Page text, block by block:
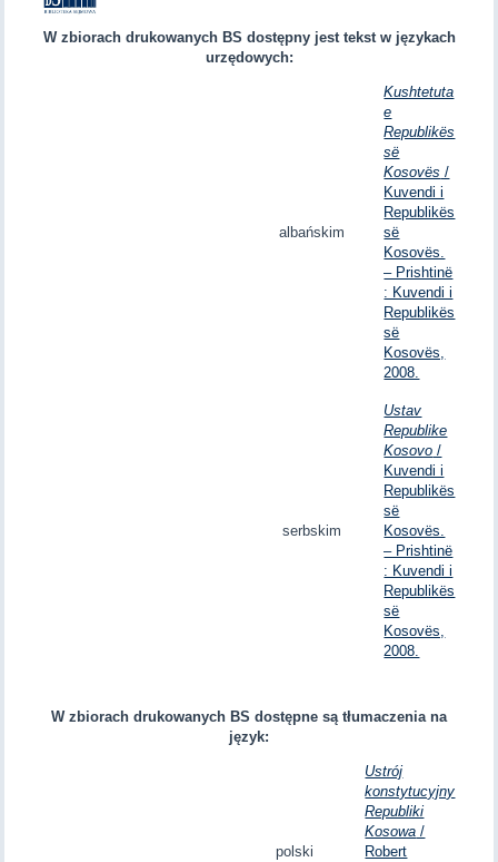
W zbiorach drukowanych BS dostępny jest tekst w językach
urzędowych:
albańskim
Kushtetuta
e
Republikës
së
Kosovës /
Kuvendi i
Republikës
së
Kosovës.
– Prishtinë
: Kuvendi i
Republikës
së
Kosovës,
2008.
serbskim
Ustav
Republike
Kosovo /
Kuvendi i
Republikës
së
Kosovës.
– Prishtinë
: Kuvendi i
Republikës
së
Kosovës,
2008.
W zbiorach drukowanych BS dostępne są tłumaczenia na
język:
polski
Ustrój
konstytucyjny
Republiki
Kosowa /
Robert